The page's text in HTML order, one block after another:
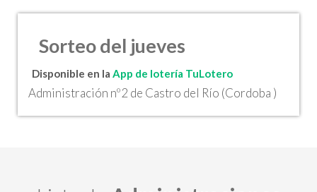
Sorteo del jueves
Disponible en la App de lotería TuLotero
Administración nº2 de Castro del Río (Cordoba )